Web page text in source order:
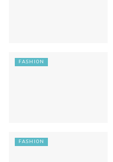
FASHION
FASHION